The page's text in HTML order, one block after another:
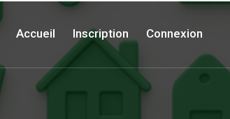
Accueil Inscription Connexion